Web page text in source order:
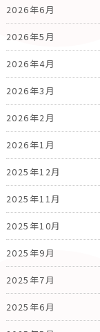
2026年6月
2026年5月
2026年4月
2026年3月
2026年2月
2026年1月
2025年12月
2025年11月
2025年10月
2025年9月
2025年7月
2025年6月